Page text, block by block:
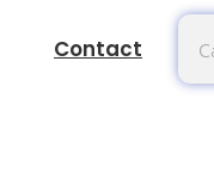
Contact